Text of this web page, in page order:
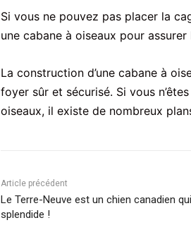
Si vous ne pouvez pas placer la
une cabane à oiseaux pour
La construction d’une cabane à
foyer sûr et sécurisé. Si vous
oiseaux, il existe de nombreux
Article précédent
Le Terre-Neuve est un chien canadien
splendide !